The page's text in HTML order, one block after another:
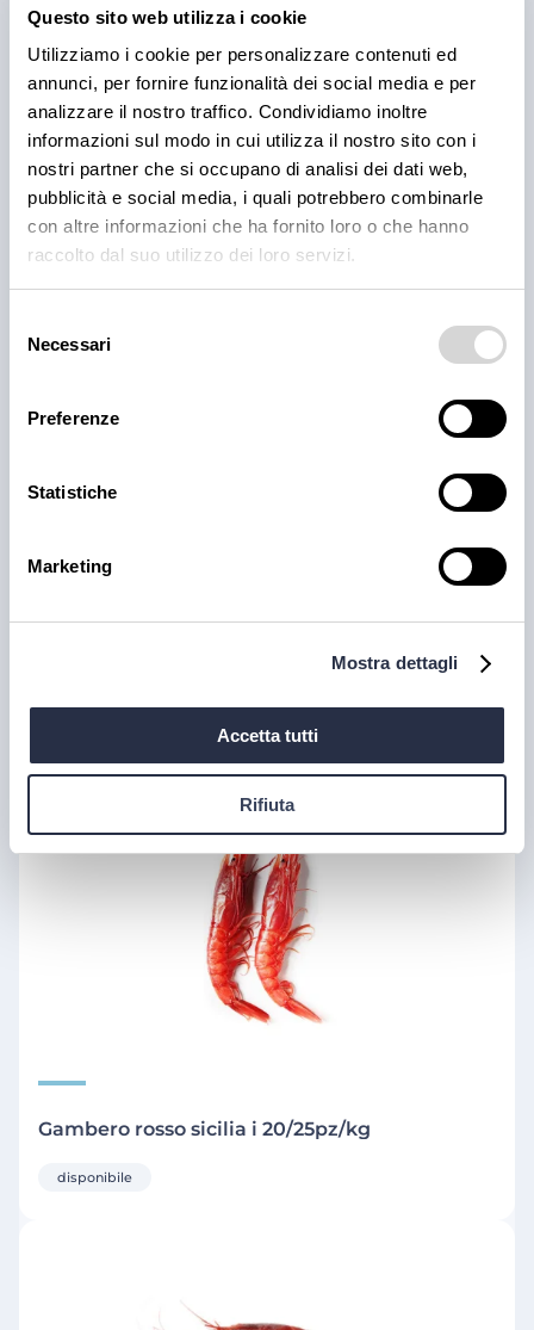
Questo sito web utilizza i cookie
Utilizziamo i cookie per personalizzare contenuti ed
annunci, per fornire funzionalità dei social media e per
analizzare il nostro traffico. Condividiamo inoltre
informazioni sul modo in cui utilizza il nostro sito con i
nostri partner che si occupano di analisi dei dati web,
pubblicità e social media, i quali potrebbero combinarle
con altre informazioni che ha fornito loro o che hanno
raccolto dal suo utilizzo dei loro servizi.
delNecessari
Preferenze
Statistiche
Marketing
Mostra dettagli
Accetta tutti
Rifiuta
Gambero rosso sicilia iii 35/50pz/kg
disponibile
Gambero rosso sicilia i 20/25pz/kg
disponibile